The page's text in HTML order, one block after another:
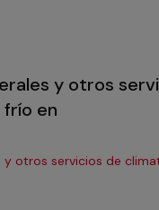
y otros
en
y otros servicios de